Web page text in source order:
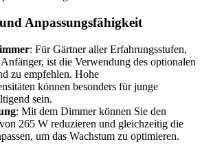
Anpassungsfähigkeit
: Für Gärtner aller Erfahrungsstufen,
ist die Verwendung des optionalen
zu empfehlen. Hohe
können besonders für junge
sein.
: Mit dem Dimmer können Sie den
265 W reduzieren und gleichzeitig die
um das Wachstum zu optimieren.